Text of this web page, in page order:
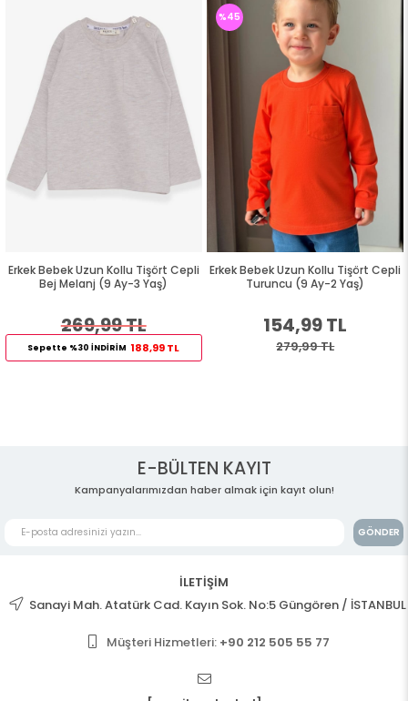
Erkek Bebek Uzun Kollu Tişört Cepli
Bej Melanj (9 Ay-3 Yaş)
269,99 TL
Sepette %30 İNDİRİM 188,99 TL
Erkek Bebek Uzun Kollu Tişört Cepli
Turuncu (9 Ay-2 Yaş)
154,99 TL
279,99 TL
%45
ürün
E-BÜLTEN KAYIT
Kampanyalarımızdan haber almak için kayıt olun!
GÖNDER
İLETİŞİM
Sanayi Mah. Atatürk Cad. Kayın Sok. No:5 Güngören / İSTANBUL
Müşteri Hizmetleri: +90 212 505 55 77